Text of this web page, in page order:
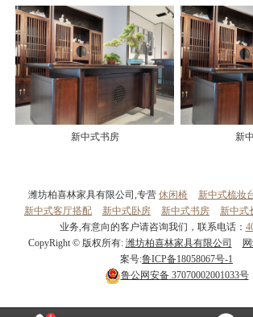
新中式书房 新
潍坊柏喜林家具有限公司,专营 休闲椅 新中式梳妆
新中式客厅搭配
新中式卧房 新中式书房 新中式
业务,有意向的客户请咨询我们，联系电话：
CopyRight © 版权所有: 潍坊柏喜林家具有限公司
案号:鲁ICP备18058067号-1
鲁公网安备37070002001033号